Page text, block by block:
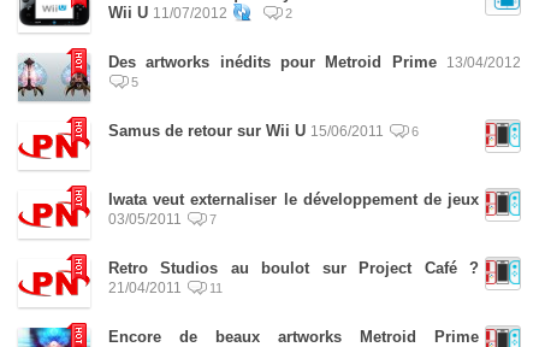
Wii U 11/07/2012 2
Des artworks inédits pour Metroid Prime 13/04/2012
5
Samus de retour sur Wii U 15/06/2011 6
Iwata veut externaliser le développement de jeux
03/05/2011 7
Retro Studios au boulot sur Project Café ?
21/04/2011 11
Encore de beaux artworks Metroid Prime